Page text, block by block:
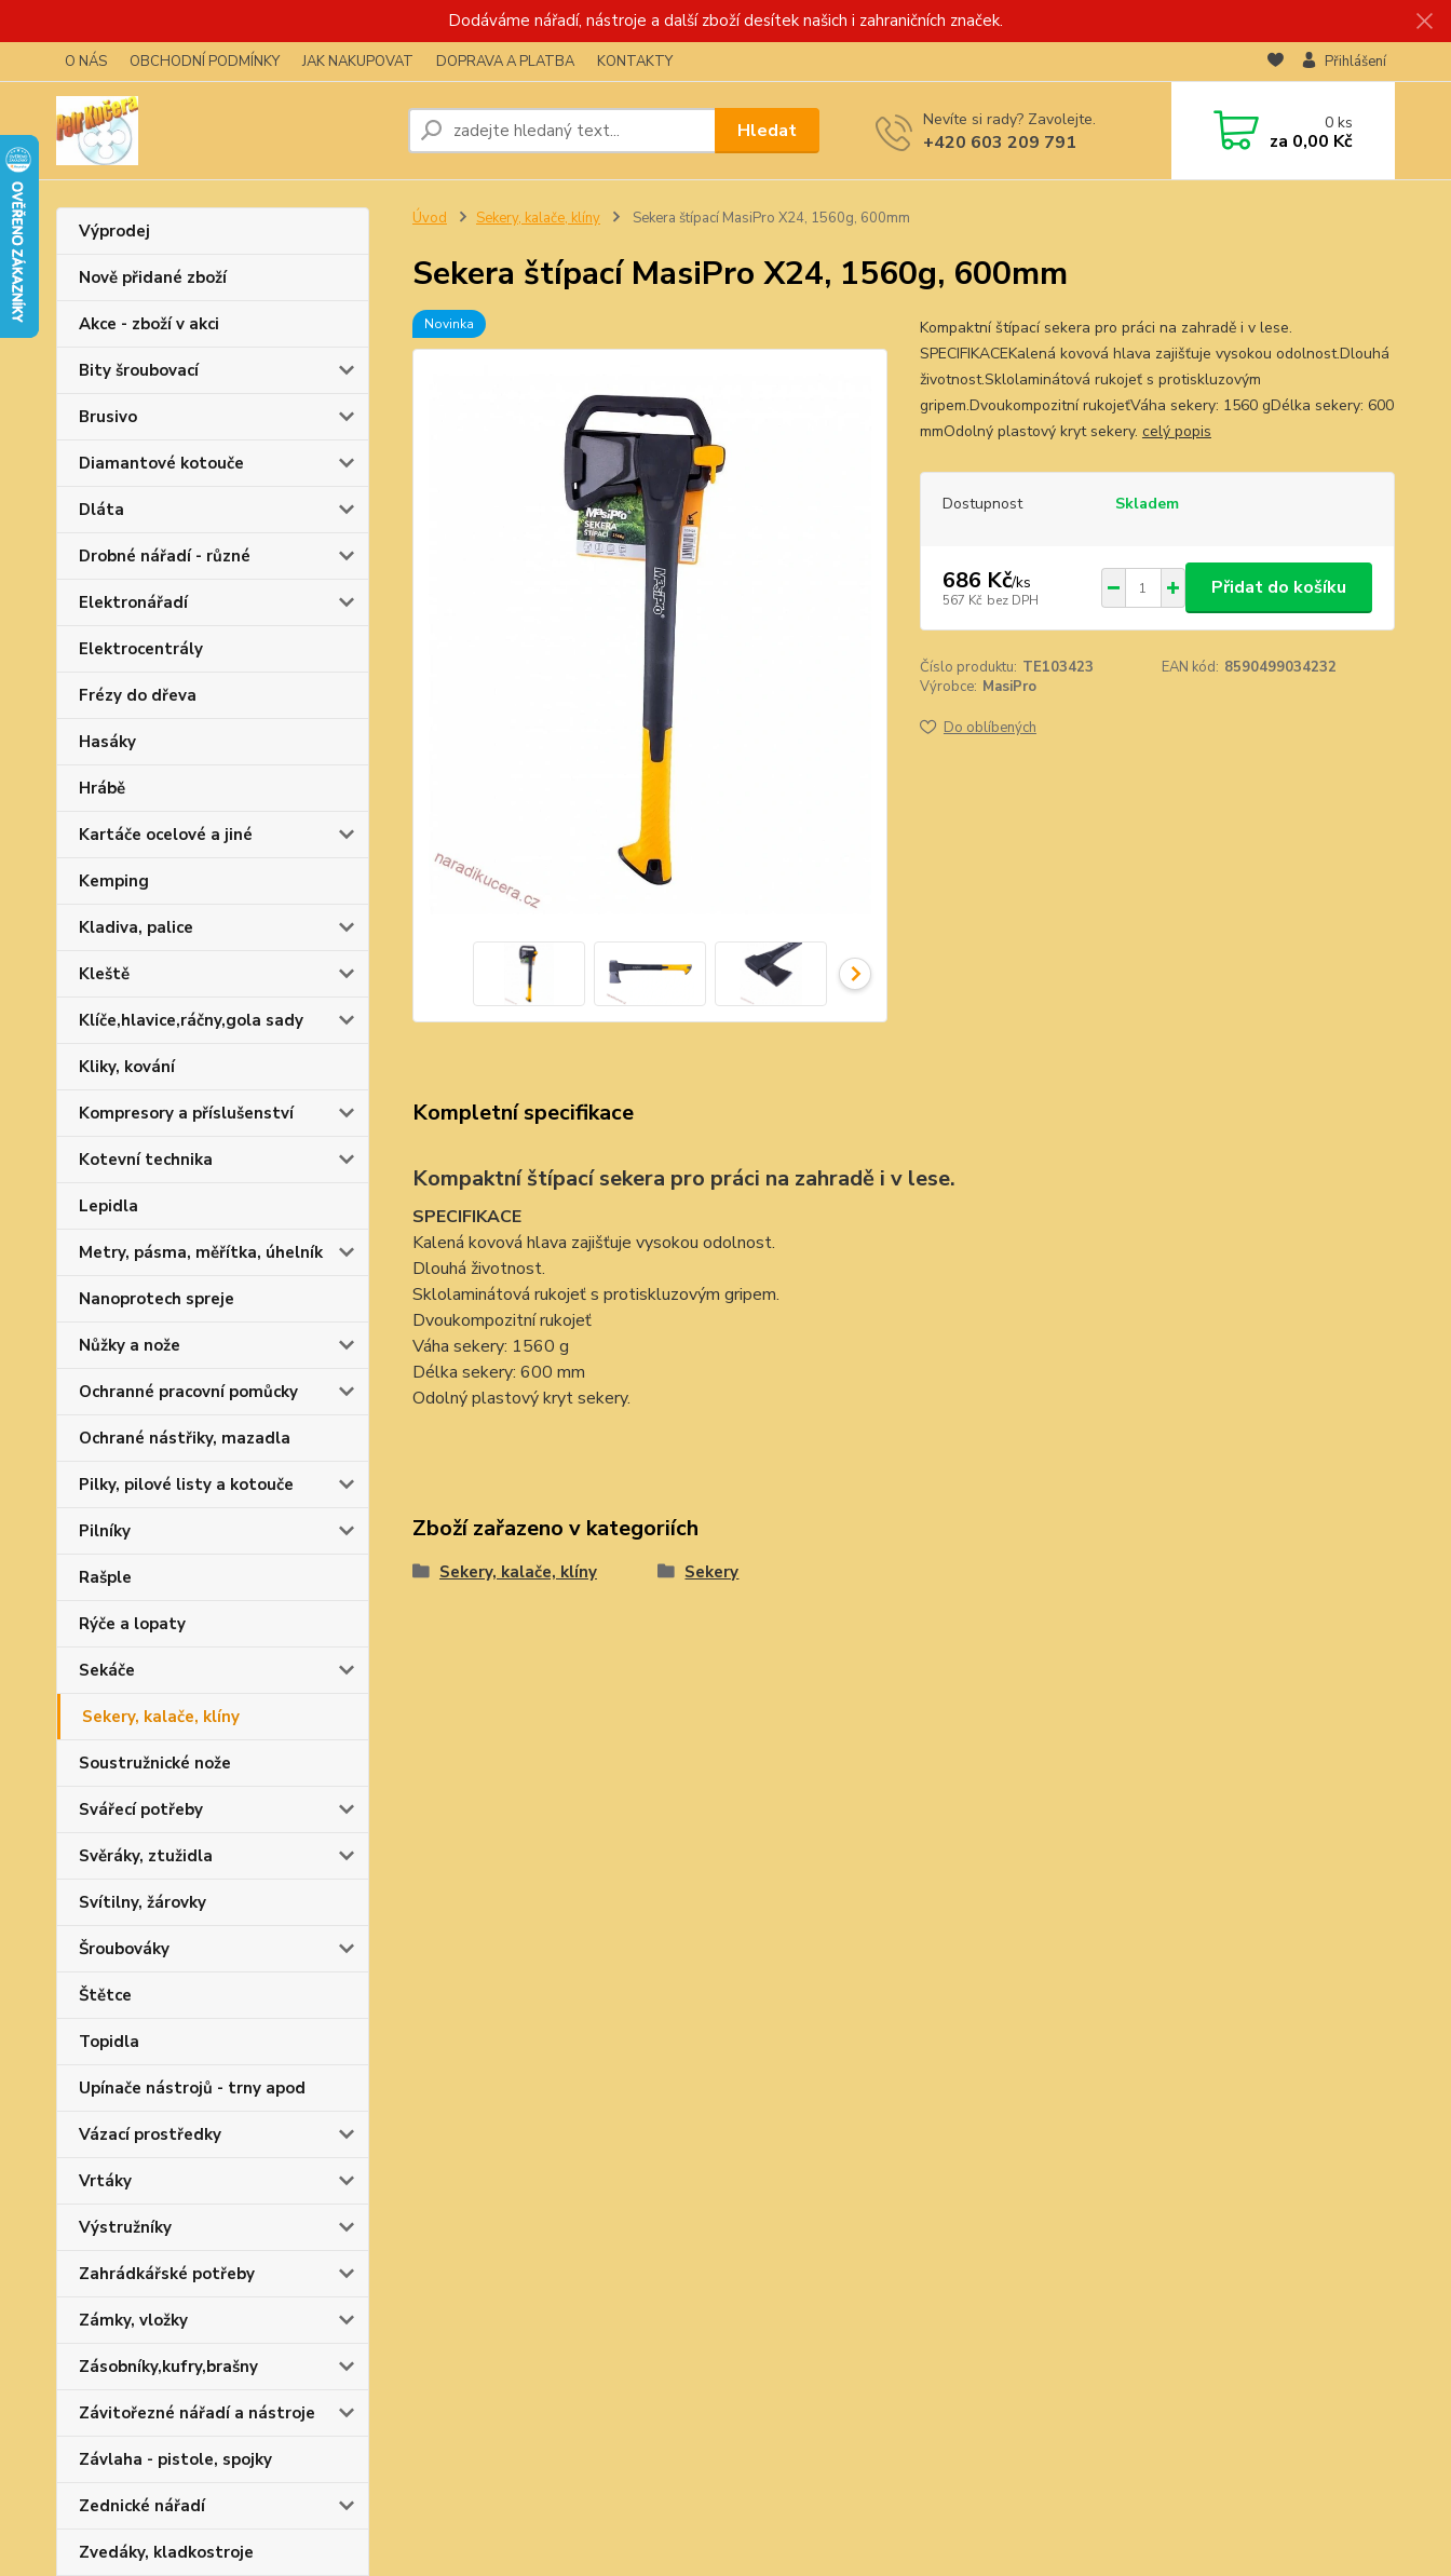
Dodáváme nářadí, nástroje a další zboží desítek našich i zahraničních značek.
O NÁS OBCHODNÍ PODMÍNKY JAK NAKUPOVAT DOPRAVA A PLATBA KONTAKTY Přihlášení
Hledat Nevíte si rady? Zavolejte.
+420 603 209 791
0ks
za 0,00 Kč
Výprodej
Nově přidané zboží
Akce - zboží v akci
Bity šroubovací
Brusivo
Diamantové kotouče
Dláta
Drobné nářadí - různé
Elektronářadí
Elektrocentrály
Frézy do dřeva
Hasáky
Hrábě
Kartáče ocelové a jiné
Kemping
Kladiva, palice
Kleště
Klíče,hlavice,ráčny,gola sady
Kliky, kování
Kompresory a příslušenství
Kotevní technika
Lepidla
Metry, pásma, měřítka, úhelník
Nanoprotech spreje
Nůžky a nože
Ochranné pracovní pomůcky
Ochrané nástřiky, mazadla
Pilky, pilové listy a kotouče
Pilníky
Rašple
Rýče a lopaty
Sekáče
Sekery, kalače, klíny
Soustružnické nože
Svářecí potřeby
Svěráky, ztužidla
Svítilny, žárovky
Šroubováky
Štětce
Topidla
Upínače nástrojů - trny apod
Vázací prostředky
Vrtáky
Výstružníky
Zahrádkářské potřeby
Zámky, vložky
Zásobníky,kufry,brašny
Závitořezné nářadí a nástroje
Závlaha - pistole, spojky
Zednické nářadí
Zvedáky, kladkostroje
Úvod Sekery, kalače, klíny Sekera štípací MasiPro X24, 1560g, 600mm
Sekera štípací MasiPro X24, 1560g, 600mm
Novinka
Kompaktní štípací sekera pro práci na zahradě i v lese.
SPECIFIKACEKalená kovová hlava zajišťuje vysokou odolnost.Dlouhá
životnost.Sklolaminátová rukojeť s protiskluzovým
gripem.Dvoukompozitní rukojeťVáha sekery: 1560 gDélka sekery: 600
mmOdolný plastový kryt sekery. celý popis
Dostupnost Skladem
686 Kč/ks
567 Kč bez DPH
Přidat do košíku
Číslo produktu: TE103423 EAN kód: 8590499034232
Výrobce: MasiPro
Do oblíbených
Kompletní specifikace
Kompaktní štípací sekera pro práci na zahradě i v lese.
SPECIFIKACE
Kalená kovová hlava zajišťuje vysokou odolnost.
Dlouhá životnost.
Sklolaminátová rukojeť s protiskluzovým gripem.
Dvoukompozitní rukojeť
Váha sekery: 1560 g
Délka sekery: 600 mm
Odolný plastový kryt sekery.
Zboží zařazeno v kategoriích
Sekery, kalače, klíny Sekery